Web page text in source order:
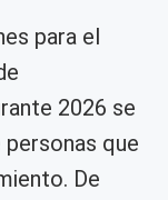
para el
2026 se
que
De